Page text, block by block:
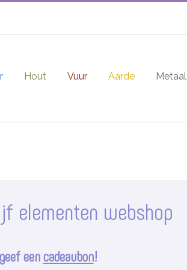
Hout Vuur Aarde Metaal
elementen webshop
eencadeaubon!